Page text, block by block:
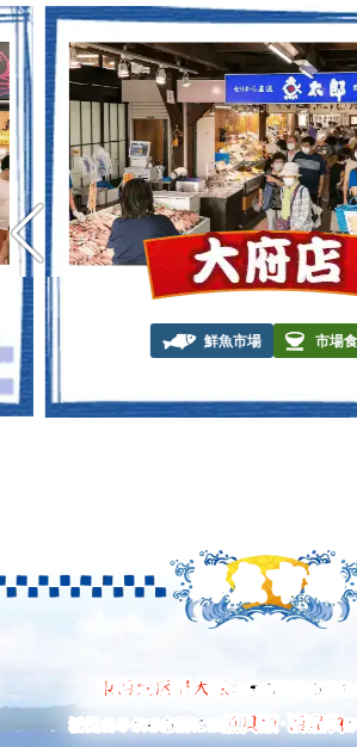
鮮魚市場 市場
鮮魚市場
東海地区最大級 の本店鮮魚市場を
活気あふれる市場には 魚貝類・海産物